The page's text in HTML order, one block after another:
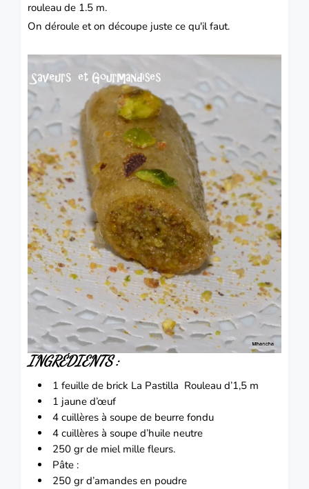
rouleau de 1.5 m.
On déroule et on découpe juste ce qu'il faut.
INGRÉDIENTS :
1 feuille de brick La Pastilla Rouleau d’1,5 m
1 jaune d’œuf
4 cuillères à soupe de beurre fondu
4 cuillères à soupe d’huile neutre
250 gr de mielmille fleurs.
Pâte :
250 gr d’amandes en poudre